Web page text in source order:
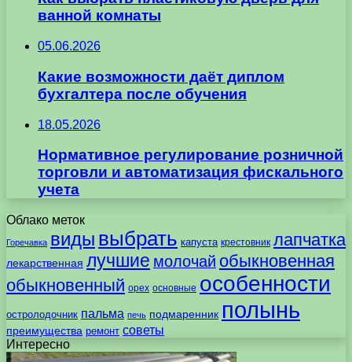
ванной комнаты
05.06.2026
Какие возможности даёт диплом
бухгалтера после обучения
18.05.2026
Нормативное регулирование розничной
торговли и автоматизация фискального
учета
Облако меток
Горечавка виды выбрать капуста крестовник лапчатка
лекарственная лучшие молочай обыкновенная
обыкновенный орех основные особенности
остролодочник пальма печь подмаренник полынь
преимущества ремонт советы
Интересно